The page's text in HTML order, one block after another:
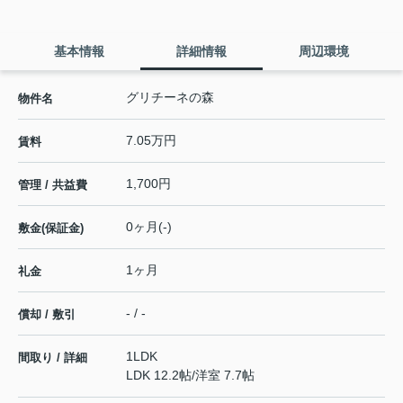
基本情報 詳細情報 周辺環境
物件名 グリチーネの森
賃料 7.05万円
管理 / 共益費 1,700円
敷金(保証金) 0ヶ月(-)
礼金 1ヶ月
償却 / 敷引 - / -
間取り / 詳細
1LDK
LDK 12.2帖/洋室 7.7帖